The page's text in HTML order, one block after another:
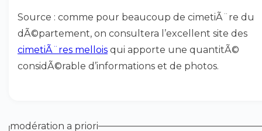
Source : comme pour beaucoup de cimetiÃ¨re du
dÃ©partement, on consultera l’excellent site des
cimetiÃ¨res mellois qui apporte une quantitÃ©
considÃ©rable d’informations et de photos.
modération a priori